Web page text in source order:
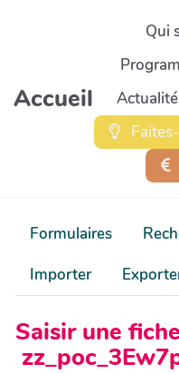
Aller au contenu
Accueil
Qui
Formulaires
Importer
Saisir une